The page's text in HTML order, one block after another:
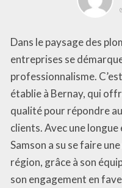
Dans le paysage des
entreprises se
professionnalisme.
établie à Bernay, qui
qualité pour répondre
clients. Avec une
Samson a su se faire
région, grâce à son
son engagement en